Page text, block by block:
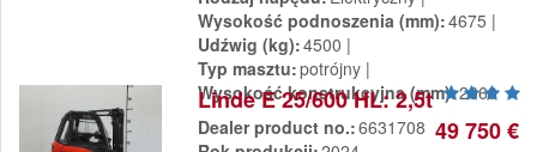
Wysokość podnoszenia (mm) 4675
Udźwig (kg) 4500
Typ masztu potrójny
Wysokość konstrukcyjna (mm) 2360
49 750 €
Linde E 25/600 HL: 2,5t
Dealer product no. 6631708